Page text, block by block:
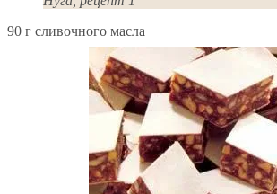
90 г сливочного масла